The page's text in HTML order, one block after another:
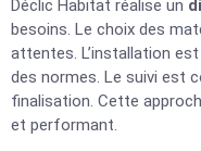
Déclic Habitat réalise un
besoins. Le choix des
attentes. L’installation
des normes. Le suivi est
finalisation. Cette
et performant.